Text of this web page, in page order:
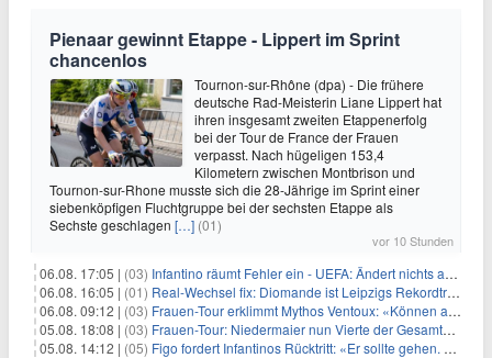
Pienaar gewinnt Etappe - Lippert im Sprint
chancenlos
Tournon-sur-Rhône (dpa) - Die frühere
deutsche Rad-Meisterin Liane Lippert hat
ihren insgesamt zweiten Etappenerfolg
bei der Tour de France der Frauen
verpasst. Nach hügeligen 153,4
Kilometern zwischen Montbrison und
Tournon-sur-Rhone musste sich die 28-Jährige im Sprint einer
siebenköpfigen Fluchtgruppe bei der sechsten Etappe als
Sechste geschlagen […] (01)
vor 10 Stunden
06.08. 17:05 | (03) Infantino räumt Fehler ein - UEFA: Ändert nichts an Boykott
06.08. 16:05 | (01) Real-Wechsel fix: Diomande ist Leipzigs Rekordtransfer
06.08. 09:12 | (03) Frauen-Tour erklimmt Mythos Ventoux: «Können alles schaffen»
05.08. 18:08 | (03) Frauen-Tour: Niedermaier nun Vierte der Gesamtwertung
05.08. 14:12 | (05) Figo fordert Infantinos Rücktritt: «Er sollte gehen. Jetzt»